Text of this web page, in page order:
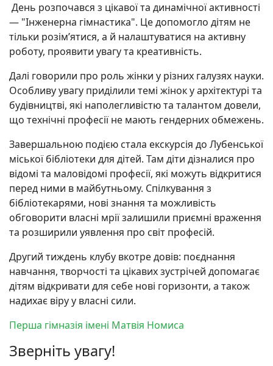
День розпочався з цікавої та динамічної активності
— "Інженерна гімнастика". Це допомогло дітям не
тільки розім’ятися, а й налаштуватися на активну
роботу, проявити увагу та креативність.
Далі говорили про роль жінки у різних галузях науки.
Особливу увагу приділили темі жінок у архітектурі та
будівництві, які наполегливістю та талантом довели,
що технічні професії не мають гендерних обмежень.
Завершальною подією стала екскурсія до Лубенської
міської бібліотеки для дітей. Там діти дізналися про
відомі та маловідомі професії, які можуть відкритися
перед ними в майбутньому. Спілкування з
бібліотекарями, нові знання та можливість
обговорити власні мрії залишили приємні враження
та розширили уявлення про світ професій.
Другий тиждень клубу вкотре довів: поєднання
навчання, творчості та цікавих зустрічей допомагає
дітям відкривати для себе нові горизонти, а також
надихає віру у власні сили.
Перша гімназія імені Матвія Номиса
Зверніть увагу!